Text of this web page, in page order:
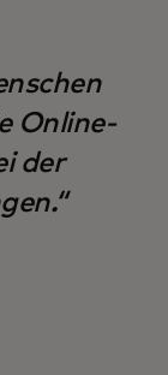
Online-
der